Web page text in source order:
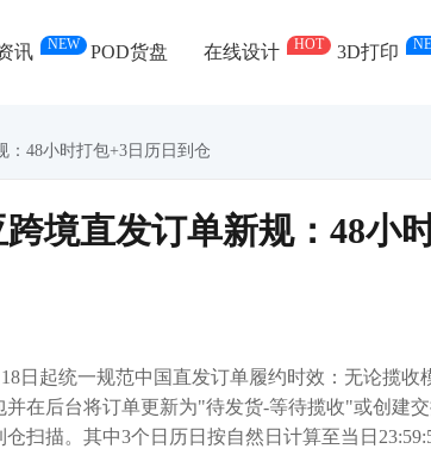
讯 NEW POD货盘 在线设计 HOT 3D打印
：48小时打包+3日历日到仓
境直发订单新规：48小
日起统一规范中国直发订单履约时效：无论揽
在后台将订单更新为"待发货-等待揽收"或创建
扫描。其中3个日历日按自然日计算至当日